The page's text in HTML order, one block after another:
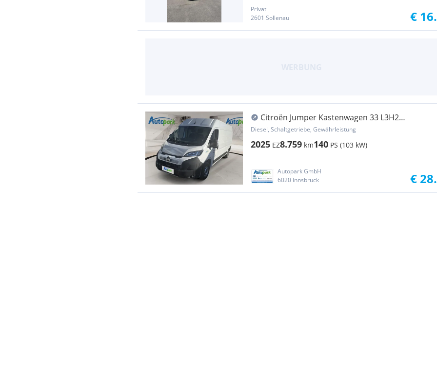
Privat
2601 Sollenau
€
Citroën Jumper Kastenwagen 33 L3H2
Transporter / Kastenwagen
Diesel, Schaltgetriebe, Gewährleistung
2025 EZ8.759 km140 PS (103 kW)
Autopark GmbH
6020 Innsbruck
€